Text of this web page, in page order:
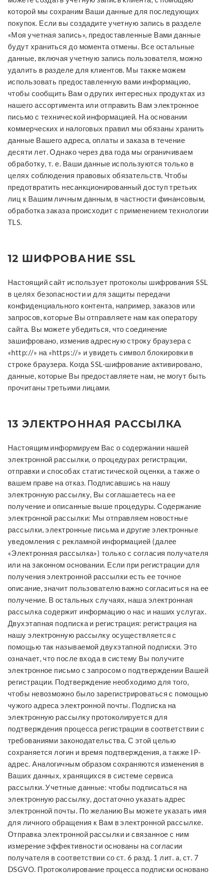
которой мы сохраним Ваши данные для последующих
покупок. Если вы создадите учетную запись в разделе
«Моя учетная запись», предоставленные Вами данные
будут храниться до момента отмены. Все остальные
данные, включая учетную запись пользователя, можно
удалить в разделе для клиентов. Мы также можем
использовать предоставленную вами информацию,
чтобы сообщить Вам о других интересных продуктах из
нашего ассортимента или отправить Вам электронное
письмо с технической информацией. На основании
коммерческих и налоговых правил мы обязаны хранить
данные Вашего адреса, оплаты и заказа в течение
десяти лет. Однако через два года мы ограничиваем
обработку, т. е. Ваши данные используются только в
целях соблюдения правовых обязательств. Чтобы
предотвратить несанкционированный доступ третьих
лиц к Вашим личным данным, в частности финансовым,
обработка заказа происходит с применением технологии
TLS.
12 ШИФРОВАНИЕ SSL
Настоящий сайт использует протоколы шифрования SSL
в целях безопасности и для защиты передачи
конфиденциального контента, например, заказов или
запросов, которые Вы отправляете нам как оператору
сайта. Вы можете убедиться, что соединение
зашифровано, изменив адресную строку браузера с
«http://» на «https://» и увидеть символ блокировки в
строке браузера. Когда SSL-шифрование активировано,
данные, которые Вы предоставляете нам, не могут быть
прочитаны третьими лицами.
13 ЭЛЕКТРОННАЯ РАССЫЛКА
Настоящим информируем Вас о содержании нашей
электронной рассылки, о процедурах регистрации,
отправки и способах статистической оценки, а также о
вашем праве на отказ. Подписавшись на нашу
электронную рассылку, Вы соглашаетесь на ее
получение и описанные выше процедуры. Содержание
электронной рассылки: Мы отправляем новостные
рассылки, электронные письма и другие электронные
уведомления с рекламной информацией (далее
«Электронная рассылка») только с согласия получателя
или на законном основании. Если при регистрации для
получения электронной рассылки есть ее точное
описание, значит пользователю важно согласиться на ее
получение. В остальных случаях, наша электронная
рассылка содержит информацию о нас и наших услугах.
Двухэтапная подписка и регистрация: регистрация на
нашу электронную рассылку осуществляется с
помощью так называемой двухэтапной подписки. Это
означает, что после входа в систему Вы получите
электронное письмо с запросом о подтверждении Вашей
регистрации. Подтверждение необходимо для того,
чтобы невозможно было зарегистрироваться с помощью
чужого адреса электронной почты. Подписка на
электронную рассылку протоколируется для
подтверждения процесса регистрации в соответствии с
требованиями законодательства. С этой целью
сохраняется логин и время подтверждения, а также IP-
адрес. Аналогичным образом сохраняются изменения в
Ваших данных, хранящихся в системе сервиса
рассылки. Учетные данные: чтобы подписаться на
электронную рассылку, достаточно указать адрес
электронной почты. По желанию Вы можете указать имя
для личного обращения к Вам в электронной рассылке.
Отправка электронной рассылки и связанное с ним
измерение эффективности основаны на согласии
получателя в соответствии со ст. 6 разд. 1 лит. a, ст. 7
DSGVO. Протоколирование процесса подписки основано